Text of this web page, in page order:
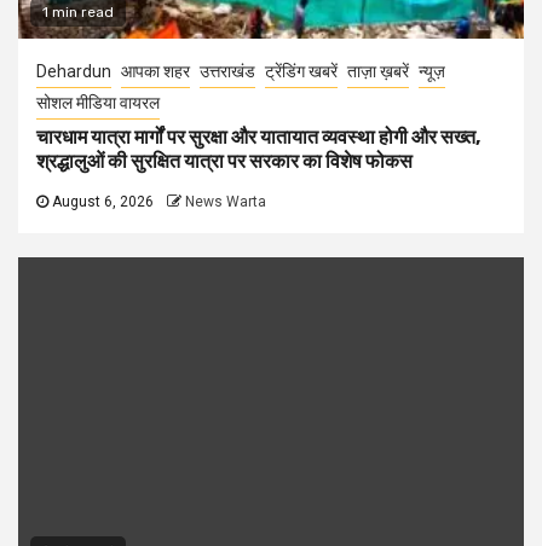
1 min read
Dehardun आपका शहर उत्तराखंड ट्रेंडिंग खबरें ताज़ा ख़बरें न्यूज़
सोशल मीडिया वायरल
चारधाम यात्रा मार्गों पर सुरक्षा और यातायात व्यवस्था होगी और सख्त,
श्रद्धालुओं की सुरक्षित यात्रा पर सरकार का विशेष फोकस
August 6, 2026 News Warta